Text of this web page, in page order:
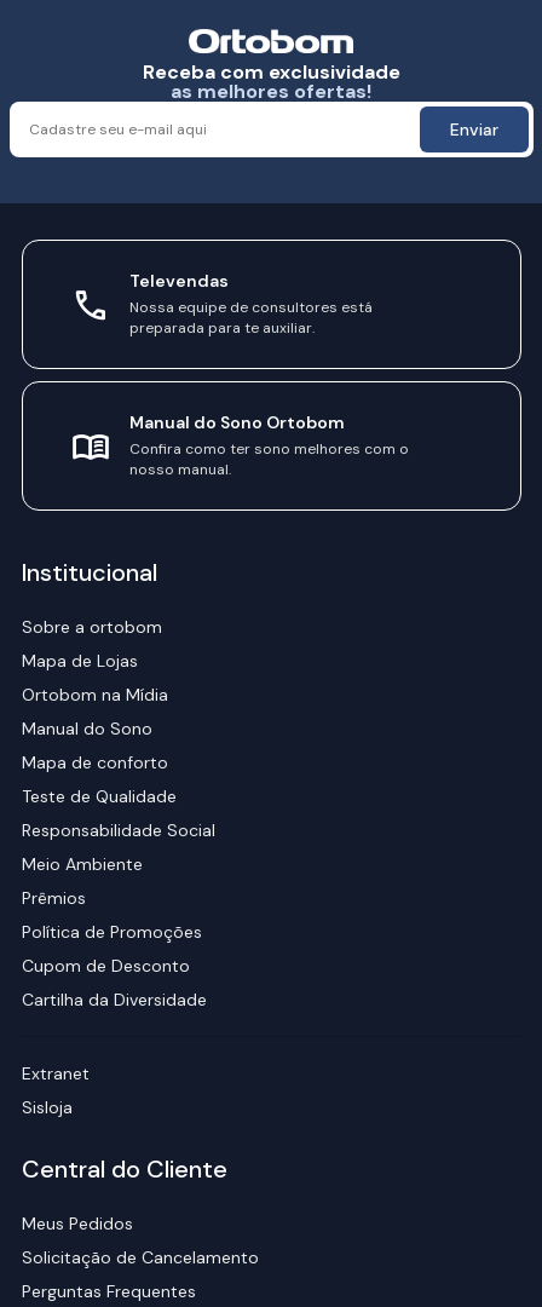
Receba com exclusividade
as melhores ofertas!
Enviar
Televendas
Nossa equipe de consultores está
preparada para te auxiliar.
Manual do Sono Ortobom
Confira como ter sono melhores com o
nosso manual.
Institucional
Sobre a ortobom
Mapa de Lojas
Ortobom na Mídia
Manual do Sono
Mapa de conforto
Teste de Qualidade
Responsabilidade Social
Meio Ambiente
Prêmios
Política de Promoções
Cupom de Desconto
Cartilha da Diversidade
Extranet
Sisloja
Central do Cliente
Meus Pedidos
Solicitação de Cancelamento
Perguntas Frequentes